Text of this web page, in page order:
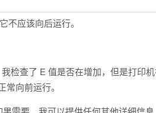
不应该向后运行。
检查了 E 值是否在增加，但是打印
向前运行。